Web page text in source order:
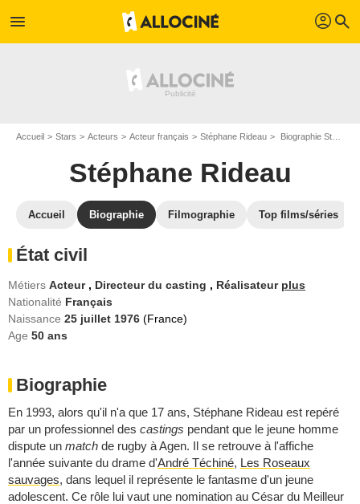
menu profil search
Accueil Stars Acteurs Acteur français Stéphane Rideau Biographie Stéphane Rideau
Stéphane Rideau
Accueil Biographie Filmographie Top films/séries
État civil
Métiers Acteur , Directeur du casting , Réalisateur plus
Nationalité Français
Naissance 25 juillet 1976 (France)
Age 50 ans
Biographie
En 1993, alors qu'il n'a que 17 ans, Stéphane Rideau est repéré
par un professionnel des castings pendant que le jeune homme
dispute un match de rugby à Agen. Il se retrouve à l'affiche
l'année suivante du drame d'André Téchiné, Les Roseaux
sauvages, dans lequel il représente le fantasme d'un jeune
adolescent. Ce rôle lui vaut une nomination au César du Meilleur